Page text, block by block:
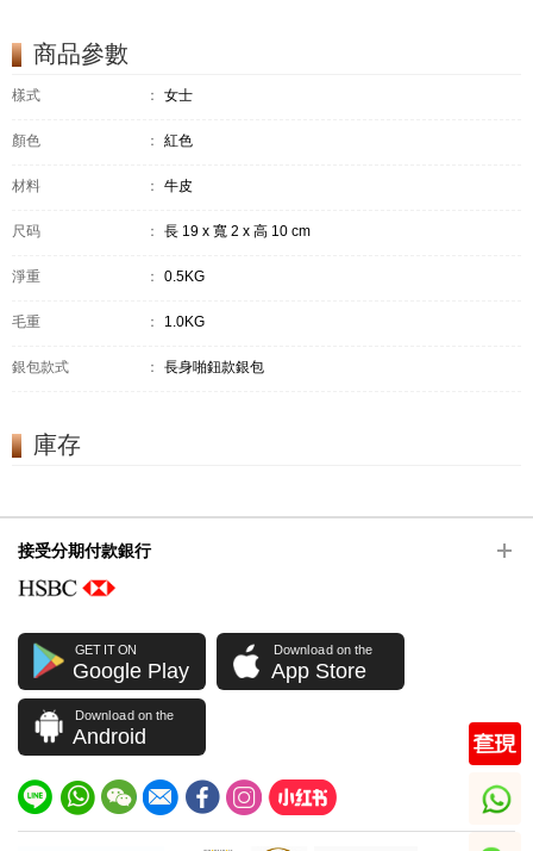
商品參數
樣式 ： 女士
顏色 ： 紅色
材料 ： 牛皮
尺码 ： 長 19 x 寬 2 x 高 10 cm
淨重 ： 0.5KG
毛重 ： 1.0KG
銀包款式 ： 長身啪鈕款銀包
庫存
接受分期付款銀行
GET IT ON
Google Play
Download on the
App Store
Download on the
Android
whatsapp